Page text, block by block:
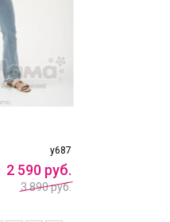
y687
2 590 руб.
3 890 руб.